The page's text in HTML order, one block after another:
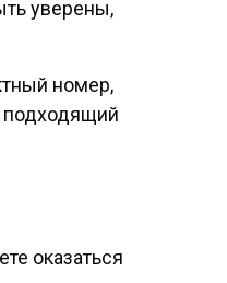
уверены,
номер,
подходящий
оказаться